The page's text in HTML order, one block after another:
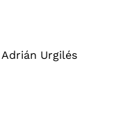
Urgilés